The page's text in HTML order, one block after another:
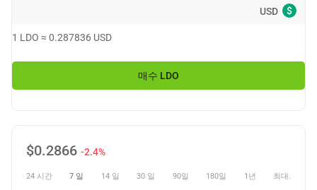
USD $
1 LDO ≈ 0.287836 USD
매수 LDO
$0.2866 -2.4%
24 시간 7 일 14 일 30 일 90일 180일 1년 최대.